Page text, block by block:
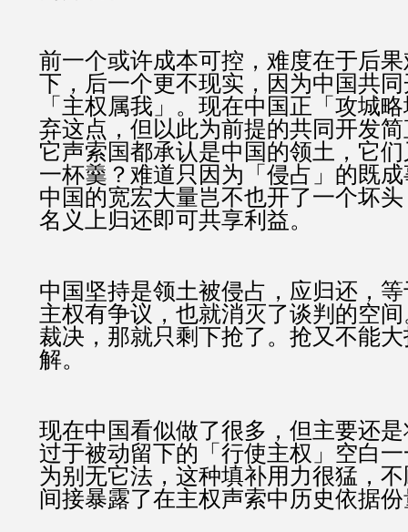
前一个或许成本可控，难度在于后
下，后一个更不现实，因为中国共
「主权属我」。现在中国正「攻城
弃这点，但以此为前提的共同开发
它声索国都承认是中国的领土，它
一杯羹？难道只因为「侵占」的既
中国的宽宏大量岂不也开了一个坏
名义上归还即可共享利益。
中国坚持是领土被侵占，应归还，
主权有争议，也就消灭了谈判的空
裁决，那就只剩下抢了。抢又不能
解。
现在中国看似做了很多，但主要还
过于被动留下的「行使主权」空白
为别无它法，这种填补用力很猛，
间接暴露了在主权声索中历史依据